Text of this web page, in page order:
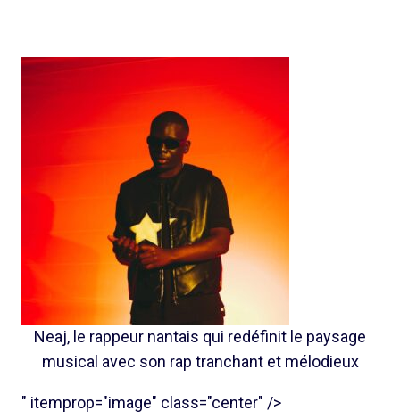
Neaj, le rappeur nantais qui redéfinit le paysage
musical avec son rap tranchant et mélodieux
" itemprop="image" class="center" />